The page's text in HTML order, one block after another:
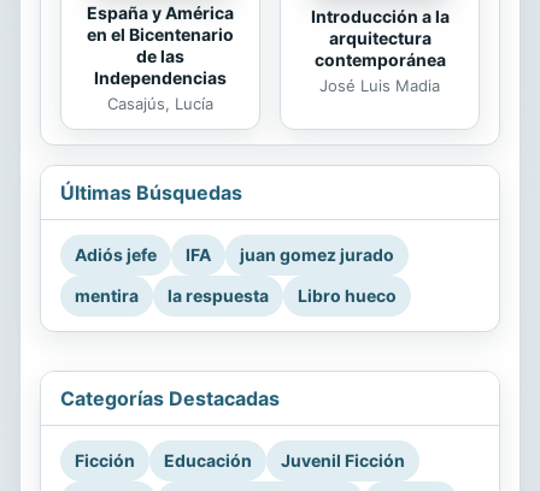
España y América
en el Bicentenario
de las
Independencias
Casajús, Lucía
Introducción a la
arquitectura
contemporánea
José Luis Madia
Últimas Búsquedas
Adiós jefe IFA
juan gomez jurado
mentira
la respuesta Libro hueco
Categorías Destacadas
Ficción Educación
Juvenil Ficción